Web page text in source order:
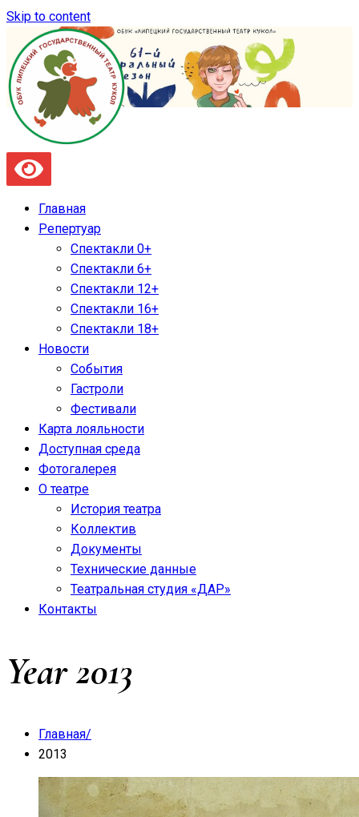
Skip to content
Главная
Репертуар
Спектакли 0+
Спектакли 6+
Спектакли 12+
Спектакли 16+
Спектакли 18+
Новости
События
Гастроли
Фестивали
Карта лояльности
Доступная среда
Фотогалерея
О театре
История театра
Коллектив
Документы
Технические данные
Театральная студия «ДАР»
Контакты
Year2013
Главная/
2013